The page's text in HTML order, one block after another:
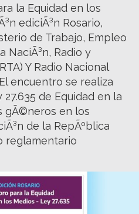
la Equidad en los
ediciÃ³n Rosario,
de Trabajo, Empleo
NaciÃ³n, Radio y
Y Radio Nacional
encuentro se realiza
de Equidad en la
gÃ©neros en los
de la RepÃºblica
reglamentario